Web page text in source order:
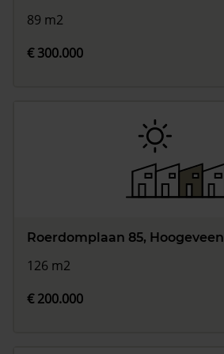
89 m2
€ 300.000
Roerdomplaan 85, Hoogeveen
126 m2
€ 200.000